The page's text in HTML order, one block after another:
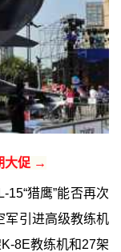
大促 →
15“猎鹰”能否再次
军引进高级教练机
8E教练机和27架